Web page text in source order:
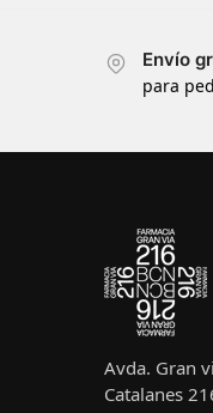
Envío
para
Avda. Gran
Catalanes